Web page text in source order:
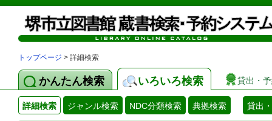
トップページ > 詳細検索
かんたん検索 いろいろ検索 貸出・
詳細検索 ジャンル検索 NDC分類検索 典拠検索 貸出